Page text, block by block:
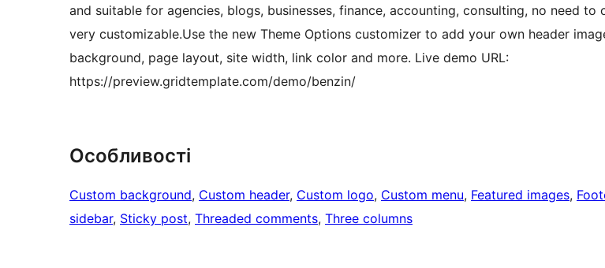
and suitable for agencies, blogs, businesses, finance, accounting, consulting, no need to
very customizable.Use the new Theme Options customizer to add your own header
background, page layout, site width, link color and more. Live demo URL:
https://preview.gridtemplate.com/demo/benzin/
Особливості
Custom background, Custom header, Custom logo, Custom menu, Featured images,
sidebar, Sticky post, Threaded comments, Three columns